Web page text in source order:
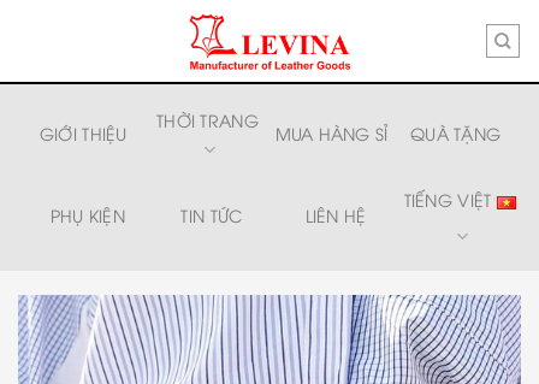
GIỚI THIỆU
THỜI TRANG
MUA HÀNG SỈ QUÀ TẶNG
PHỤ KIỆN TIN TỨC LIÊN HỆ
TIẾNG VIỆT